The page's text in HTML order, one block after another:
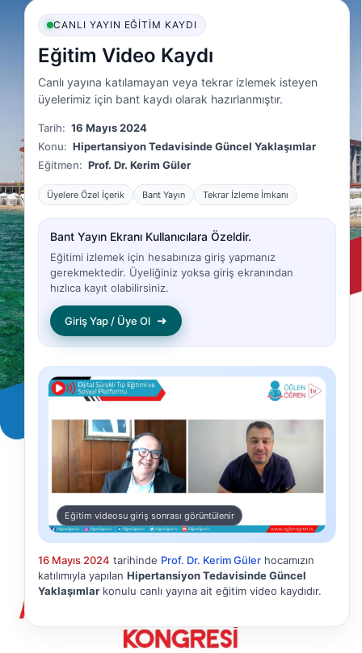
CANLI YAYIN EĞITIM KAYDI
Eğitim Video Kaydı
Canlı yayına katılamayan veya tekrar izlemek isteyen
üyelerimiz için bant kaydı olarak hazırlanmıştır.
Tarih: 16 Mayıs 2024
Konu: Hipertansiyon Tedavisinde Güncel Yaklaşımlar
Eğitmen: Prof. Dr. Kerim Güler
Üyelere Özel İçerik Bant Yayın Tekrar İzleme İmkanı
Bant Yayın Ekranı Kullanıcılara Özeldir.
Eğitimi izlemek için hesabınıza giriş yapmanız
gerekmektedir. Üyeliğiniz yoksa giriş ekranından
hızlıca kayıt olabilirsiniz.
Giriş Yap / Üye Ol ➜
Eğitim videosu giriş sonrası görüntülenir
16 Mayıs 2024 tarihinde Prof. Dr. Kerim Güler hocamızın
katılımıyla yapılan Hipertansiyon Tedavisinde Güncel
Yaklaşımlar konulu canlı yayına ait eğitim video kaydıdır.